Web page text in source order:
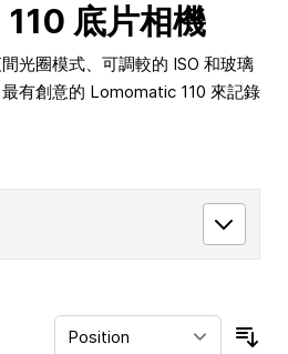
底片相機
光圈模式、可調較的 ISO 和玻璃
有創意的 Lomomatic 110 來記錄